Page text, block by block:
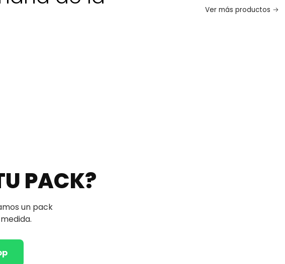
Ver más productos
PACK?
un pack